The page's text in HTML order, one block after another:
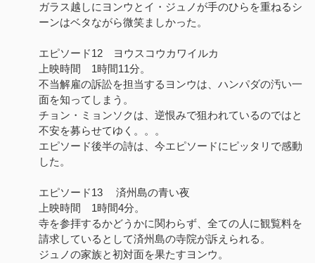
ガラス越しにヨンウとイ・ジュノが手のひらを重ねるシ
ーンはベタながら微笑ましかった。
エピソード12 ヨウスコウカワイルカ
上映時間 1時間11分。
不当解雇の訴訟を担当するヨンウは、ハンパダの汚い一
面を知ってしまう。
チョン・ミョンソクは、逆恨みで狙われているのではと
不安を募らせてゆく。。。
エピソード後半の詩は、今エピソードにピッタリで感動
した。
エピソード13 済州島の青い夜
上映時間 1時間4分。
寺を参拝するかどうかに関わらず、全ての人に観覧料を
請求しているとして済州島の寺院が訴えられる。
ジュノの家族と初対面を果たすヨンウ。